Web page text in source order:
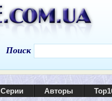
Поиск
Серии Авторы